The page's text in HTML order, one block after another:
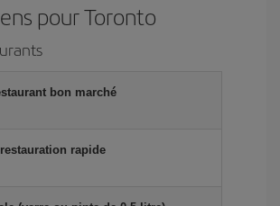
pour Toronto
bon marché
rapide